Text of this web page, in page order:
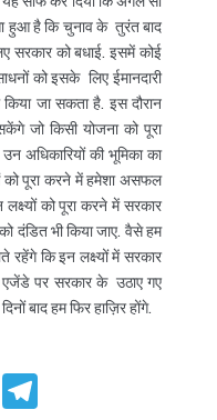
हुआ है कि चुनाव के तुरंत बाद
सरकार को बधाई. इसमें कोई
को इसके लिए ईमानदारी
जा सकता है. इस दौरान
जो किसी योजना को पूरा
अधिकारियों की भूमिका का
को पूरा करने में हमेशा असफल
को पूरा करने में सरकार
दंडित भी किया जाए. वैसे हम
रहेंगे कि इन लक्ष्यों में सरकार
पर सरकार के उठाए गए
बाद हम फिर हाज़िर होंगे.
Messenger